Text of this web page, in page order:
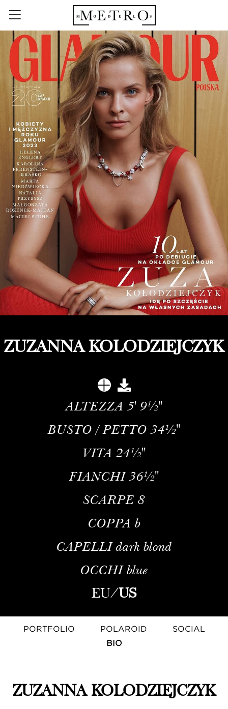
ZUZANNA KOLODZIEJCZYK
ALTEZZA 5' 9½''
BUSTO / PETTO 34½''
VITA 24½''
FIANCHI 36½''
SCARPE 8
COPPA b
CAPELLI dark blond
OCCHI blue
EU/US
PORTFOLIO POLAROID
SOCIAL
BIO
ZUZANNA KOLODZIEJCZYK